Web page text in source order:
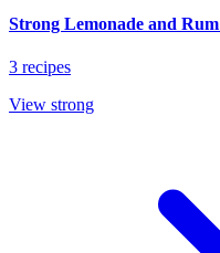
Strong Lemonade and
3 recipes
View strong